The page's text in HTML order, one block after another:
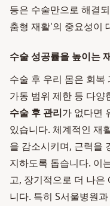
등은 수술만으로 해결
춤형 재활'의 중요성이
수술 성공률을 높이는
수술 후 우리 몸은 회복
가동 범위 제한 등 다양
수술 후 관리가 없다면
있습니다. 체계적인 재
을 감소시키며, 근력을
지하도록 돕습니다. 이
고, 장기적으로 더 나은
니다. 특히 S서울병원